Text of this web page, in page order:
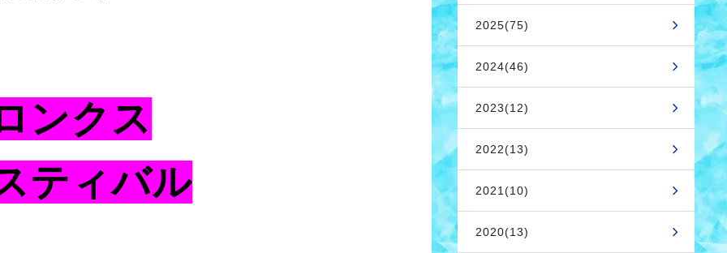
ンクス
ティバル
2025(75)
2024(46)
2023(12)
2022(13)
2021(10)
2020(13)